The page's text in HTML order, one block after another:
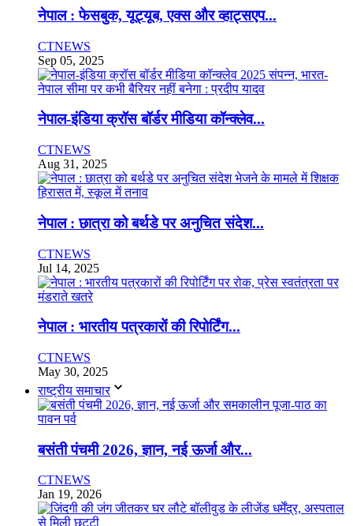
नेपाल : फेसबुक, यूट्यूब, एक्स और व्हाट्सएप...
CTNEWS
Sep 05, 2025
नेपाल-इंडिया क्रॉस बॉर्डर मीडिया कॉन्क्लेव...
CTNEWS
Aug 31, 2025
नेपाल : छात्रा को बर्थडे पर अनुचित संदेश...
CTNEWS
Jul 14, 2025
नेपाल : भारतीय पत्रकारों की रिपोर्टिंग...
CTNEWS
May 30, 2025
राष्ट्रीय समाचार
बसंती पंचमी 2026, ज्ञान, नई ऊर्जा और...
CTNEWS
Jan 19, 2026